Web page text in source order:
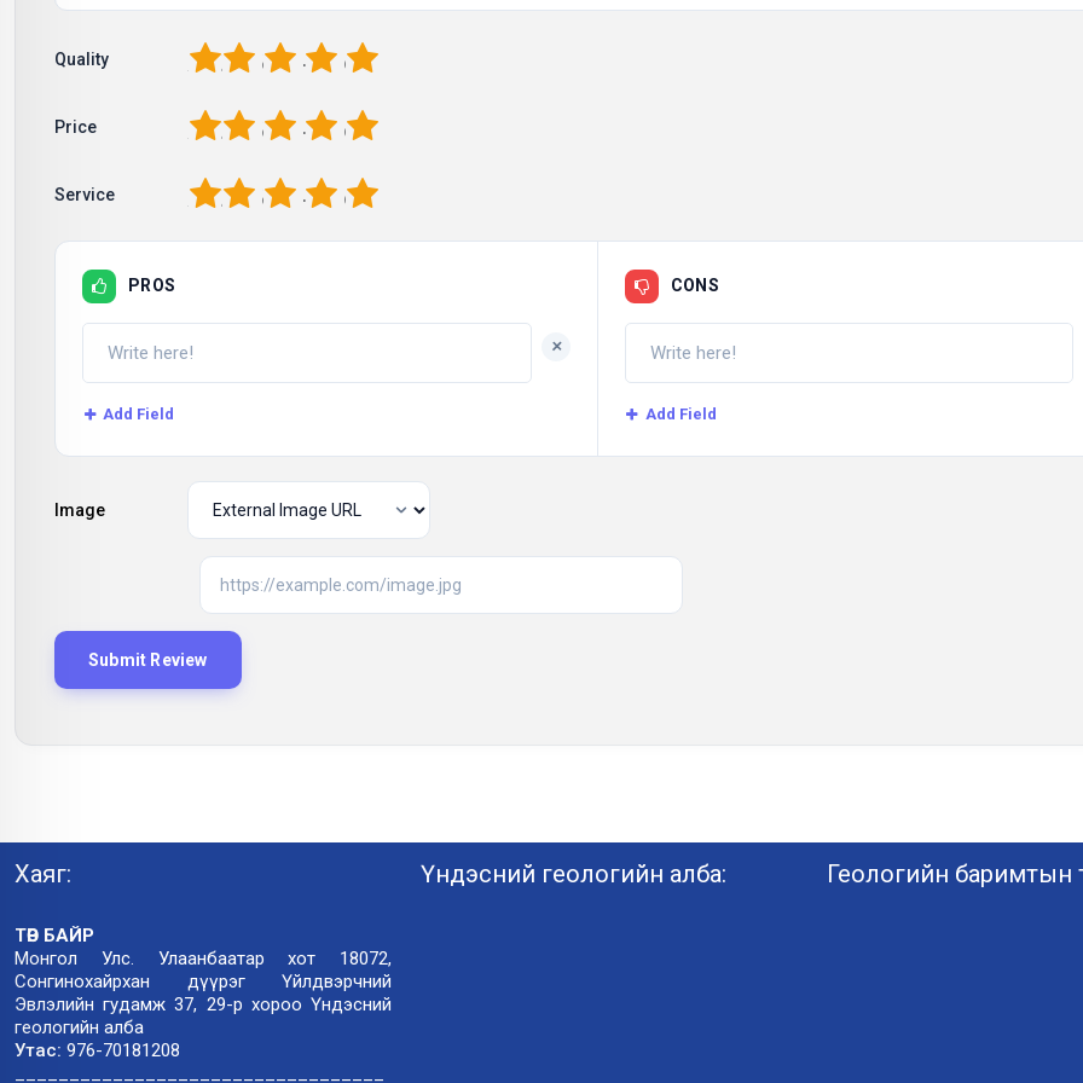
Quality 5
4
3
2
Price 5
4
3
2
Service 5
4
3
2
PROS
+
Add Field
CONS
Add Field
Image
Хаяг:
ТӨВ БАЙР
Монгол Улс. Улаанбаатар хот 18072,
Сонгинохайрхан дүүрэг Үйлдвэрчний
Эвлэлийн гудамж 37, 29-р хороо Үндэсний
геологийн алба
Утас: 976-70181208
Үндэсний геологийн алба: Геологийн баримтын